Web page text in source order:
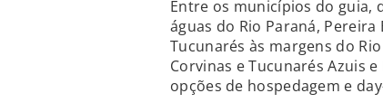
Entre os municípios do guia,
águas do Rio Paraná,
Tucunarés às margens do
Corvinas e Tucunarés Azuis
opções de hospedagem e